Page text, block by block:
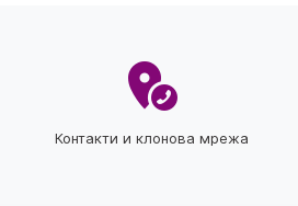
Контакти и клонова мрежа